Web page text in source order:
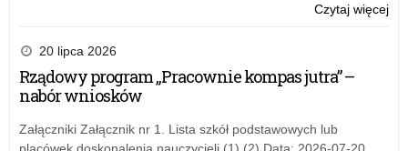
Czytaj więcej
20 lipca 2026
Rządowy program „Pracownie kompas jutra” –
nabór wniosków
Załączniki Załącznik nr 1. Lista szkół podstawowych lub